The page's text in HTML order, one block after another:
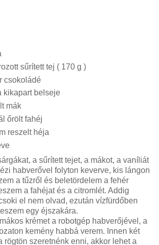
sűrített tej ( 170 g )
csokoládé
kikapart belseje
mák
őrölt fahéj
reszelt héja
a sűrített tejet, a mákot, a vaníliát
habverővel folyton keverve, kis lángon
a tűzről és beletördelem a fehér
a fahéjat és a citromlét. Addig
el nem olvad, ezután vízfürdőben
egy éjszakára.
krémet a robotgép habverőjével, a
kemény habbá verem. Innen két
rögtön szeretnénk enni, akkor lehet a